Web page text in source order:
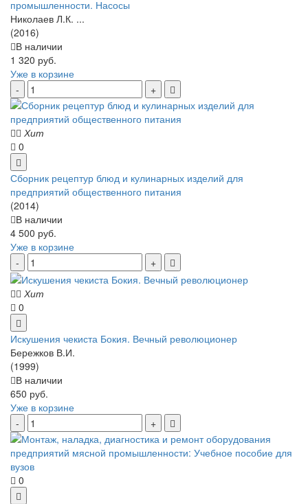
промышленности. Насосы
Николаев Л.К. ...
(2016)
В наличии
1 320 руб.
Уже в корзине
Хит
0
Сборник рецептур блюд и кулинарных изделий для
предприятий общественного питания
(2014)
В наличии
4 500 руб.
Уже в корзине
Хит
0
Искушения чекиста Бокия. Вечный революционер
Бережков В.И.
(1999)
В наличии
650 руб.
Уже в корзине
0